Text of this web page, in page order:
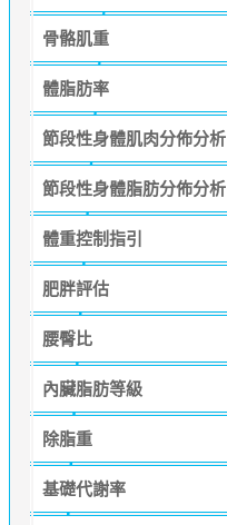
骨骼肌重
體脂肪率
節段性身體肌肉分佈分析
節段性身體脂肪分佈分析
體重控制指引
肥胖評估
腰臀比
內臟脂肪等級
除脂重
基礎代謝率